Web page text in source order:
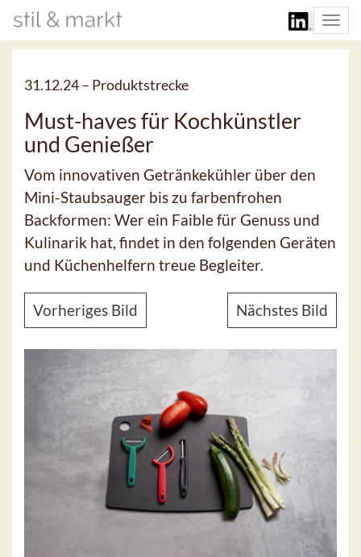
31.12.24 – Produktstrecke
Must-haves für Kochkünstler
und Genießer
Vom innovativen Getränkekühler über den
Mini-Staubsauger bis zu farbenfrohen
Backformen: Wer ein Faible für Genuss und
Kulinarik hat, findet in den folgenden Geräten
und Küchenhelfern treue Begleiter.
Vorheriges Bild Nächstes Bild